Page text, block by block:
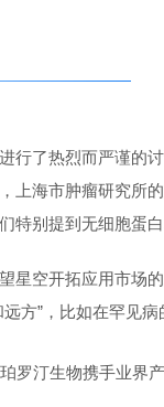
行了热烈而严谨的
上海市肿瘤研究所
别提到无细胞蛋
星空开拓应用市场
方”，比如在罕见